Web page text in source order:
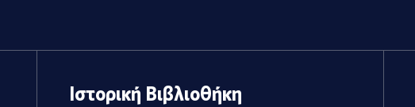
Ιστορική Βιβλιοθήκη